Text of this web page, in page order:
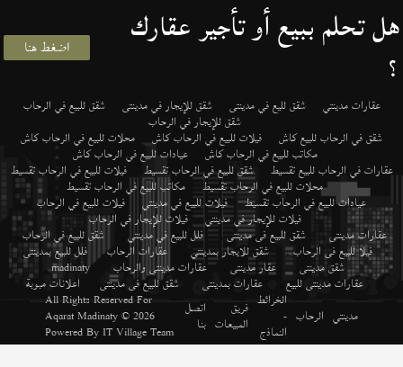
هل تحلم ببيع أو تأجير عقارك
؟ اضغط هنا
عقارات مدينتي شقق لليع في مدينتى شقق للإيجار في مدينتى شقق للبيع في الرحاب
شقق للإيجار في الرحاب
شقق في الرحاب للبيع كاش فيلات للبيع في الرحاب كاش محلات للبيع في الرحاب كاش
مكاتب للبيع في الرحاب كاش عيادات للبيع في الرحاب كاش
عقارات في الرحاب للبيع تقسيط شقق للبيع في الرحاب تقسيط فيلات للبيع في الرحاب تقسيط
محلات للبيع في الرحاب تقسيط مكاتب للبيع في الرحاب تقسيط
عيادات للبيع في الرحاب تقسيط فيلات للبيع في مدينتي فيلات للبيع في الرحاب
فيلات للإيجار في مدينتي فيلات للإيجار في الرحاب
عقارات مدينتى , شقق للبيع فى مدينتى , فلل للبيع في مدينتي , شقق للبيع في الرحاب
فيلا للبيع فى الرحاب, شقق للايجار بمدينتي عقارات الرحاب, فلل للبيع بمدينتى ,
شقق مدينتى , عقار مدينتى عقارات مدينتى والرحاب madinaty
,
عقارات مدينتى للبيع عقارات بمدينتى شقق للبيع فى مدينتى
اعلانات مبوبة
مدينتي الرحاب
الخرائط
-
النماذج
فريق
المبيعات
اتصل
بنا
All Rights Reserved For
Aqarat Madinaty© 2026
Powered ByIT Village Team